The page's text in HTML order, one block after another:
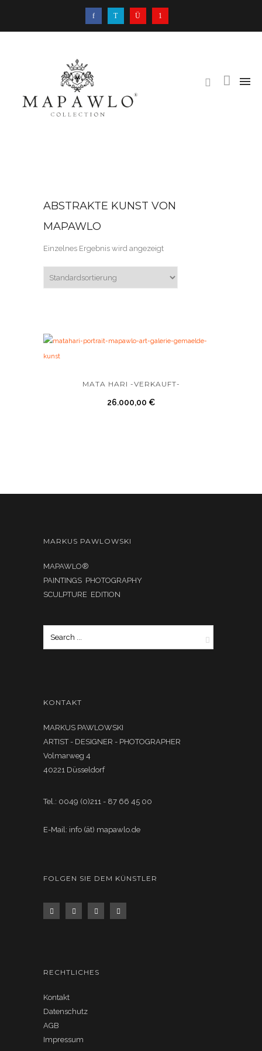
ABSTRAKTE KUNST VON
MAPAWLO
Einzelnes Ergebnis wird angezeigt
MATA HARI -VERKAUFT-
26.000,00 €
MARKUS PAWLOWSKI
MAPAWLO®
PAINTINGS PHOTOGRAPHY
SCULPTURE EDITION
KONTAKT
MARKUS PAWLOWSKI
ARTIST - DESIGNER - PHOTOGRAPHER
Volmarweg 4
40221 Düsseldorf
Tel.: 0049 (0)211 - 87 66 45 00
E-Mail: info (ät) mapawlo.de
FOLGEN SIE DEM KÜNSTLER
RECHTLICHES
Kontakt
Datenschutz
AGB
Impressum